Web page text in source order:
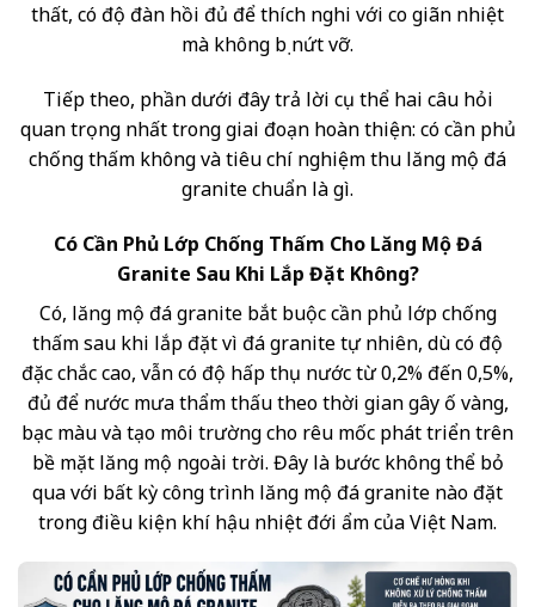
thất, có độ đàn hồi đủ để thích nghi với co giãn nhiệt
mà không bị nứt vỡ.
Tiếp theo, phần dưới đây trả lời cụ thể hai câu hỏi
quan trọng nhất trong giai đoạn hoàn thiện: có cần phủ
chống thấm không và tiêu chí nghiệm thu lăng mộ đá
granite chuẩn là gì.
Có Cần Phủ Lớp Chống Thấm Cho Lăng Mộ Đá
Granite Sau Khi Lắp Đặt Không?
Có, lăng mộ đá granite bắt buộc cần phủ lớp chống
thấm sau khi lắp đặt vì đá granite tự nhiên, dù có độ
đặc chắc cao, vẫn có độ hấp thụ nước từ 0,2% đến 0,5%,
đủ để nước mưa thẩm thấu theo thời gian gây ố vàng,
bạc màu và tạo môi trường cho rêu mốc phát triển trên
bề mặt lăng mộ ngoài trời. Đây là bước không thể bỏ
qua với bất kỳ công trình lăng mộ đá granite nào đặt
trong điều kiện khí hậu nhiệt đới ẩm của Việt Nam.